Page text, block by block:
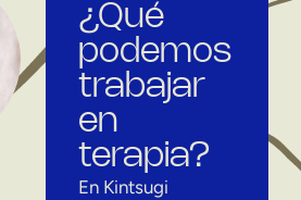
¿Qué
podemos
trabajar
en
terapia?
En Kintsugi